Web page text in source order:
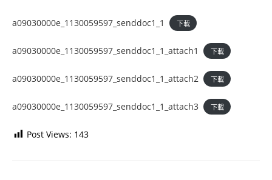
a09030000e_1130059597_senddoc1_1 下載
a09030000e_1130059597_senddoc1_1_attach1 下載
a09030000e_1130059597_senddoc1_1_attach2 下載
a09030000e_1130059597_senddoc1_1_attach3 下載
Post Views: 143